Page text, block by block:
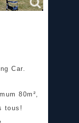
Car.
80m²,
tous!